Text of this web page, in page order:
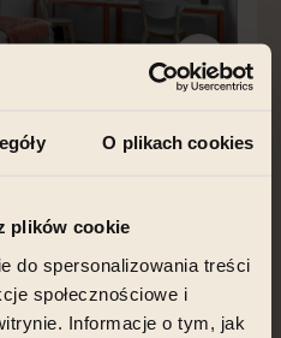
O plikach cookies
plików cookie
do spersonalizowania treści
społecznościowe i
Informacje o tym, jak